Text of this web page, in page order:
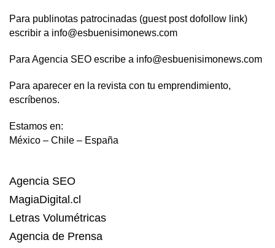
Para publinotas patrocinadas (guest post dofollow link)
escribir a info@esbuenisimonews.com
Para Agencia SEO escribe a info@esbuenisimonews.com
Para aparecer en la revista con tu emprendimiento,
escríbenos.
Estamos en:
México – Chile – España
Agencia SEO
MagiaDigital.cl
Letras Volumétricas
Agencia de Prensa